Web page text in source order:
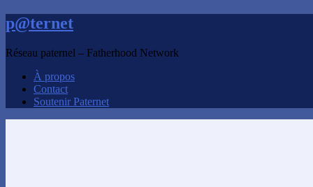
p@ternet
Réseau paternel – Fatherhood Network
À propos
Contact
Soutenir Paternet